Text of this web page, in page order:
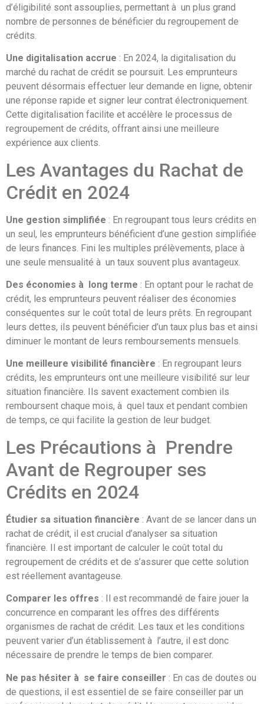
d’éligibilité sont assouplies, permettant à un plus grand
nombre de personnes de bénéficier du regroupement de
crédits.
Une digitalisation accrue : En 2024, la digitalisation du
marché du rachat de crédit se poursuit. Les emprunteurs
peuvent désormais effectuer leur demande en ligne, obtenir
une réponse rapide et signer leur contrat électroniquement.
Cette digitalisation facilite et accélère le processus de
regroupement de crédits, offrant ainsi une meilleure
expérience aux clients.
Les Avantages du Rachat de
Crédit en 2024
Une gestion simplifiée : En regroupant tous leurs crédits en
un seul, les emprunteurs bénéficient d’une gestion simplifiée
de leurs finances. Fini les multiples prélèvements, place à
une seule mensualité à un taux souvent plus avantageux.
Des économies à long terme : En optant pour le rachat de
crédit, les emprunteurs peuvent réaliser des économies
conséquentes sur le coût total de leurs prêts. En regroupant
leurs dettes, ils peuvent bénéficier d’un taux plus bas et ainsi
diminuer le montant de leurs remboursements mensuels.
Une meilleure visibilité financière : En regroupant leurs
crédits, les emprunteurs ont une meilleure visibilité sur leur
situation financière. Ils savent exactement combien ils
remboursent chaque mois, à quel taux et pendant combien
de temps, ce qui facilite la gestion de leur budget.
Les Précautions à Prendre
Avant de Regrouper ses
Crédits en 2024
Étudier sa situation financière : Avant de se lancer dans un
rachat de crédit, il est crucial d’analyser sa situation
financière. Il est important de calculer le coût total du
regroupement de crédits et de s’assurer que cette solution
est réellement avantageuse.
Comparer les offres : Il est recommandé de faire jouer la
concurrence en comparant les offres des différents
organismes de rachat de crédit. Les taux et les conditions
peuvent varier d’un établissement à l’autre, il est donc
nécessaire de prendre le temps de bien comparer.
Ne pas hésiter à se faire conseiller : En cas de doutes ou
de questions, il est essentiel de se faire conseiller par un